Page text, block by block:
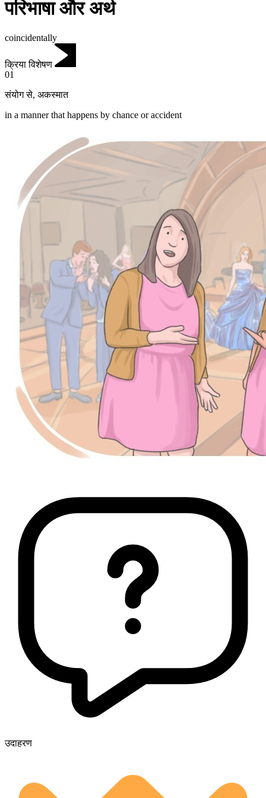
परिभाषा और अर्थ
coincidentally
क्रिया विशेषण
01
संयोग से, अकस्मात
in a manner that happens by chance or accident
उदाहरण